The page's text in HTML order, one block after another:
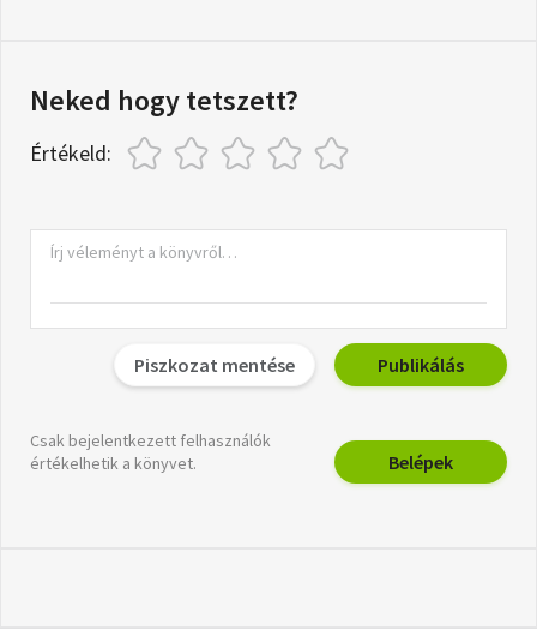
Neked hogy tetszett?
Értékeld:
Piszkozat mentése Publikálás
Csak bejelentkezett felhasználók
értékelhetik a könyvet.
Belépek